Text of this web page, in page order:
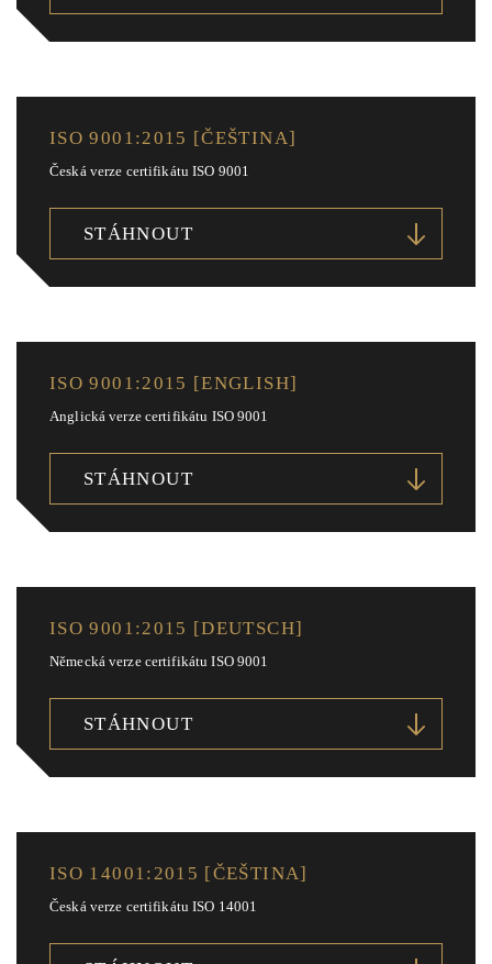
ISO 9001:2015 [ČEŠTINA]
Česká verze certifikátu ISO 9001
STÁHNOUT
ISO 9001:2015 [ENGLISH]
Anglická verze certifikátu ISO 9001
STÁHNOUT
ISO 9001:2015 [DEUTSCH]
Německá verze certifikátu ISO 9001
STÁHNOUT
ISO 14001:2015 [ČEŠTINA]
Česká verze certifikátu ISO 14001